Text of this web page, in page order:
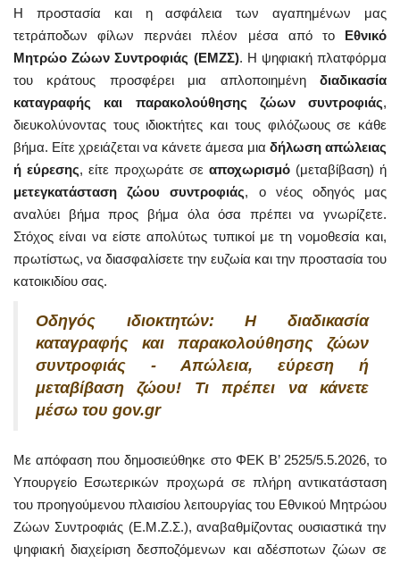
Η προστασία και η ασφάλεια των αγαπημένων μας
τετράποδων φίλων περνάει πλέον μέσα από το Εθνικό
Μητρώο Ζώων Συντροφιάς (ΕΜΖΣ). Η ψηφιακή πλατφόρμα
του κράτους προσφέρει μια απλοποιημένη διαδικασία
καταγραφής και παρακολούθησης ζώων συντροφιάς,
διευκολύνοντας τους ιδιοκτήτες και τους φιλόζωους σε κάθε
βήμα. Είτε χρειάζεται να κάνετε άμεσα μια δήλωση απώλειας
ή εύρεσης, είτε προχωράτε σε αποχωρισμό (μεταβίβαση) ή
μετεγκατάσταση ζώου συντροφιάς, ο νέος οδηγός μας
αναλύει βήμα προς βήμα όλα όσα πρέπει να γνωρίζετε.
Στόχος είναι να είστε απολύτως τυπικοί με τη νομοθεσία και,
πρωτίστως, να διασφαλίσετε την ευζωία και την προστασία του
κατοικιδίου σας.
Οδηγός ιδιοκτητών: Η διαδικασία
καταγραφής και παρακολούθησης ζώων
συντροφιάς - Απώλεια, εύρεση ή
μεταβίβαση ζώου! Τι πρέπει να κάνετε
μέσω του gov.gr
Με απόφαση που δημοσιεύθηκε στο ΦΕΚ Β’ 2525/5.5.2026, το
Υπουργείο Εσωτερικών προχωρά σε πλήρη αντικατάσταση
του προηγούμενου πλαισίου λειτουργίας του Εθνικού Μητρώου
Ζώων Συντροφιάς (Ε.Μ.Ζ.Σ.), αναβαθμίζοντας ουσιαστικά την
ψηφιακή διαχείριση δεσποζόμενων και αδέσποτων ζώων σε